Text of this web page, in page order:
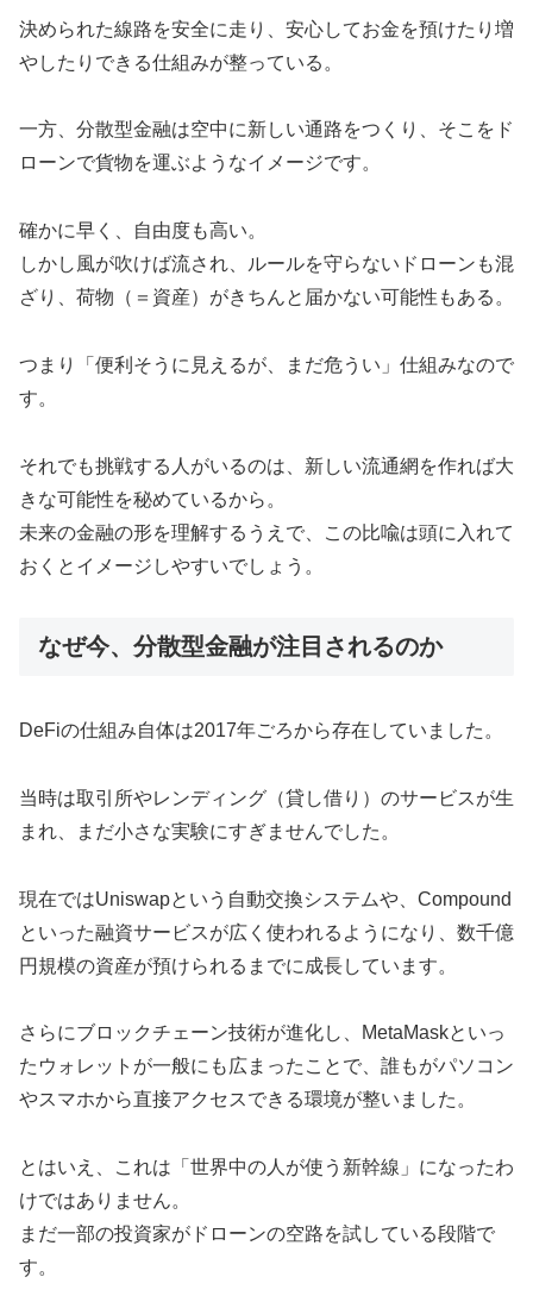
決められた線路を安全に走り、安心してお金を預けたり増
やしたりできる仕組みが整っている。
一方、分散型金融は空中に新しい通路をつくり、そこをド
ローンで貨物を運ぶようなイメージです。
確かに早く、自由度も高い。
しかし風が吹けば流され、ルールを守らないドローンも混
ざり、荷物（＝資産）がきちんと届かない可能性もある。
つまり「便利そうに見えるが、まだ危うい」仕組みなので
す。
それでも挑戦する人がいるのは、新しい流通網を作れば大
きな可能性を秘めているから。
未来の金融の形を理解するうえで、この比喩は頭に入れて
おくとイメージしやすいでしょう。
なぜ今、分散型金融が注目されるのか
DeFiの仕組み自体は2017年ごろから存在していました。
当時は取引所やレンディング（貸し借り）のサービスが生
まれ、まだ小さな実験にすぎませんでした。
現在ではUniswapという自動交換システムや、Compound
といった融資サービスが広く使われるようになり、数千億
円規模の資産が預けられるまでに成長しています。
さらにブロックチェーン技術が進化し、MetaMaskといっ
たウォレットが一般にも広まったことで、誰もがパソコン
やスマホから直接アクセスできる環境が整いました。
とはいえ、これは「世界中の人が使う新幹線」になったわ
けではありません。
まだ一部の投資家がドローンの空路を試している段階で
す。